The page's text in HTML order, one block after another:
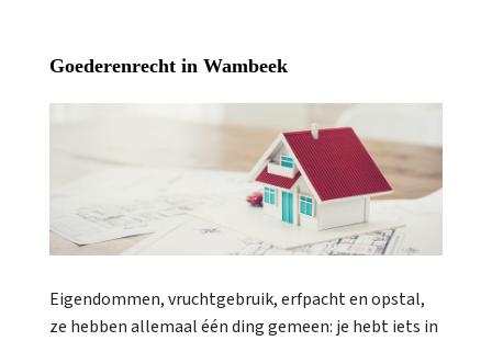
Goederenrecht in Wambeek
Eigendommen, vruchtgebruik, erfpacht en opstal,
ze hebben allemaal één ding gemeen: je hebt iets in